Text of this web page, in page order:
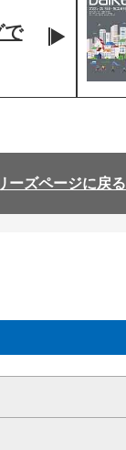
で
ーズページに戻る